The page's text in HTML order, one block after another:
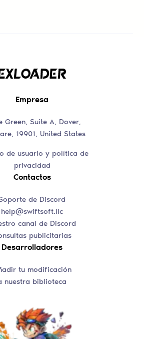
Empresa
Green, Suite A, Dover,
19901, United States
de usuario y política de
privacidad
Contactos
de Discord
help@swiftsoft.llc
canal de Discord
publicitarias
Desarrolladores
tu modificación
nuestra biblioteca